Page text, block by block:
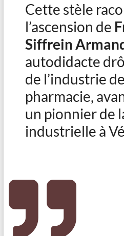
Cette stèle
l’ascension de
Siffrein
autodidacte
de l’industrie
pharmacie,
un pionnier de
industrielle à